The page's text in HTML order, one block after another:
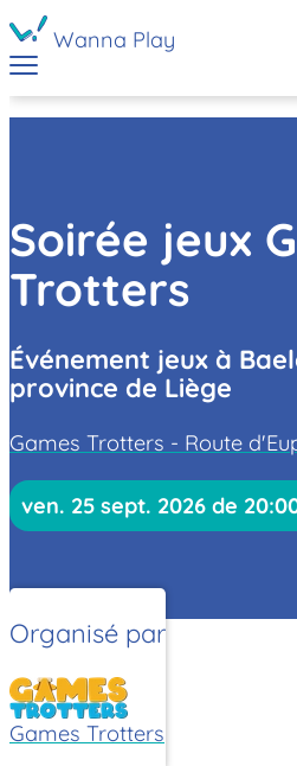
Wanna Play
Soirée jeux
Trotters
Événement jeux à
province de Liège
Games Trotters - Route
ven. 25 sept. 2026 de
Organisé par
Games Trotters